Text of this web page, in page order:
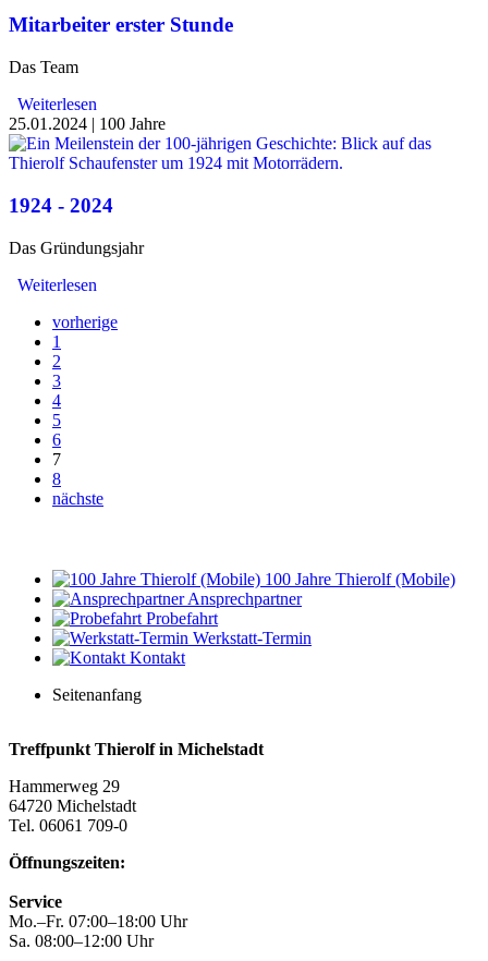
Mitarbeiter erster Stunde
Das Team
Weiterlesen
25.01.2024 | 100 Jahre
1924 - 2024
Das Gründungsjahr
Weiterlesen
vorherige
1
2
3
4
5
6
7
8
nächste
100 Jahre Thierolf (Mobile)
Ansprechpartner
Probefahrt
Werkstatt-Termin
Kontakt
Seitenanfang
Treffpunkt Thierolf in Michelstadt
Hammerweg 29
64720 Michelstadt
Tel. 06061 709-0
Öffnungszeiten:
Service
Mo.–Fr. 07:00–18:00 Uhr
Sa. 08:00–12:00 Uhr